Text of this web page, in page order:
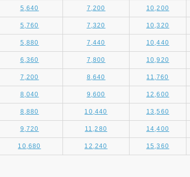
5,640 7,200 10,200
5,760 7,320 10,320
5,880 7,440 10,440
6,360 7,800 10,920
7,200 8,640 11,760
8,040 9,600 12,600
8,880 10,440 13,560
9,720 11,280 14,400
10,680 12,240 15,360